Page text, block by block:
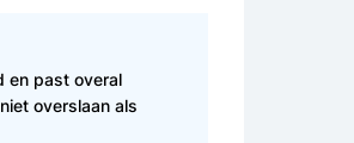
en past overal
overslaan als